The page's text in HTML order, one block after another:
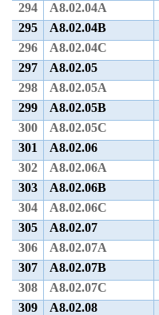
294
A8.02.04A
295
A8.02.04B
296
A8.02.04C
297
A8.02.05
298
A8.02.05A
299
A8.02.05B
300
A8.02.05C
301
A8.02.06
302
A8.02.06A
303
A8.02.06B
304
A8.02.06C
305
A8.02.07
306
A8.02.07A
307
A8.02.07B
308
A8.02.07C
309
A8.02.08